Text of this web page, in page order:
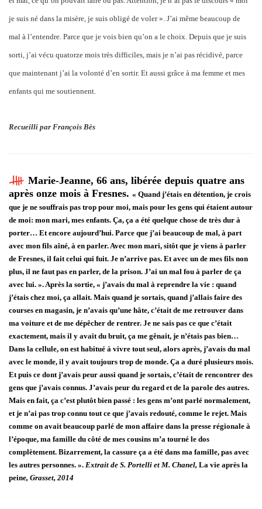
je suis né dans la misère, je suis obligé de voler ». J’ai même beaucoup de
mal à l’entendre. Parce que je vois bien qu’on a le choix. Depuis que je suis
sorti, j’ai vécu quatorze mois très difficiles, mais je n’ai pas récidivé, parce
que maintenant j’ai la volonté d’en sortir. Et aussi grâce à ma femme et mes
enfants qui me soutiennent.
Recueilli par François Bès
Marie-Jeanne, 66 ans, libérée depuis quatre ans
après onze mois à Fresnes. « Quand j’étais en détention, je crois
que je ne souffrais pas trop pour moi, mais pour les gens qui étaient autour
de moi: mon mari, mes enfants. Ça, ça a été quelque chose de très dur à
porter… Et encore aujourd’hui. Parce que j’ai beaucoup de mal, à part
avec mon fils aîné, à en parler. Avec mon mari, sitôt que je viens à parler
de Fresnes, il fait celui qui fuit. Je n’arrive pas. Et avec un de mes fils non
plus, il ne faut pas en parler, de la prison. J’ai un mal fou à parler de ça
avec lui. ». Après la sortie, « j’avais du mal à reprendre la vie : quand
j’étais chez moi, ça allait. Mais quand je sortais, quand j’allais faire des
courses en magasin, je n’avais qu’une hâte, c’était de me retrouver dans
ma voiture et de me dépêcher de rentrer. Je ne sais pas ce que c’était
exactement, mais il y avait du bruit, ça me gênait, je n’étais pas bien…
Dans la cellule, on est habitué à vivre tout seul, alors après, j’avais du mal
avec le monde, il y avait toujours trop de monde. Ça a duré plusieurs mois.
Et puis ce dont j’avais peur aussi quand je sortais, c’était de rencontrer des
gens que j’avais connus. J’avais peur du regard et de la parole des autres.
Mais en fait, ça c’est plutôt bien passé : les gens m’ont parlé normalement,
et je n’ai pas trop connu tout ce que j’avais redouté, comme le rejet. Mais
comme on avait beaucoup parlé de mon affaire dans la presse régionale à
l’époque, ma famille du côté de mes cousins m’a tourné le dos
complètement. Bizarrement, la cassure ça a été dans ma famille, pas avec
les autres personnes. ». Extrait de S. Portelli et M. Chanel, La vie après la
peine, Grasset, 2014